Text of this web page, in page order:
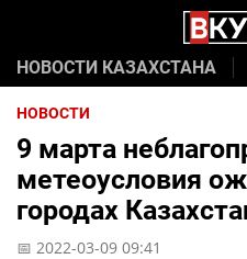
НОВОСТИ КАЗАХСТАНА
НОВОСТИ
9 марта
метеоусловия
городах
📅 2022-03-09 09:41